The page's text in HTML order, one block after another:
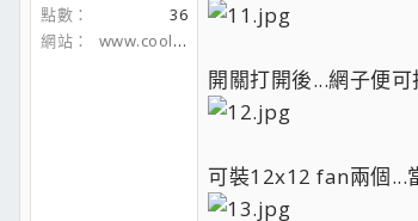
點數
36
網站
www.coolaler.com
開關打開後...網子便可
可裝12x12 fan兩個...